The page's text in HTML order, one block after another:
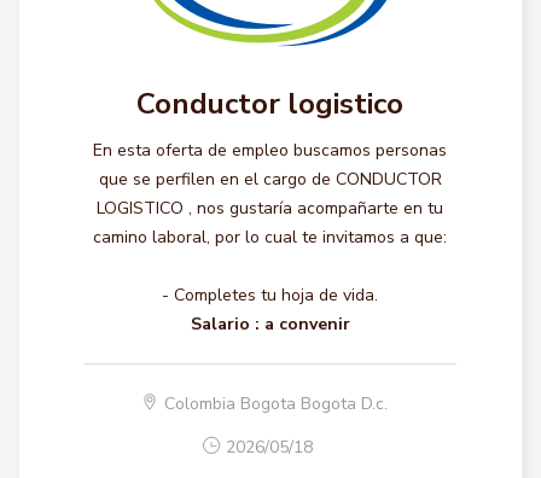
Conductor logistico
En esta oferta de empleo buscamos personas
que se perfilen en el cargo de CONDUCTOR
LOGISTICO , nos gustaría acompañarte en tu
camino laboral, por lo cual te invitamos a que:
- Completes tu hoja de vida.
Salario : a convenir
Colombia Bogota Bogota D.c.
2026/05/18